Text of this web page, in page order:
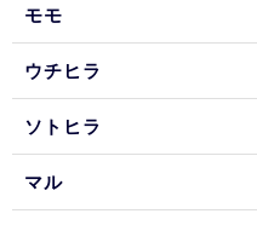
モモ
ウチヒラ
ソトヒラ
マル